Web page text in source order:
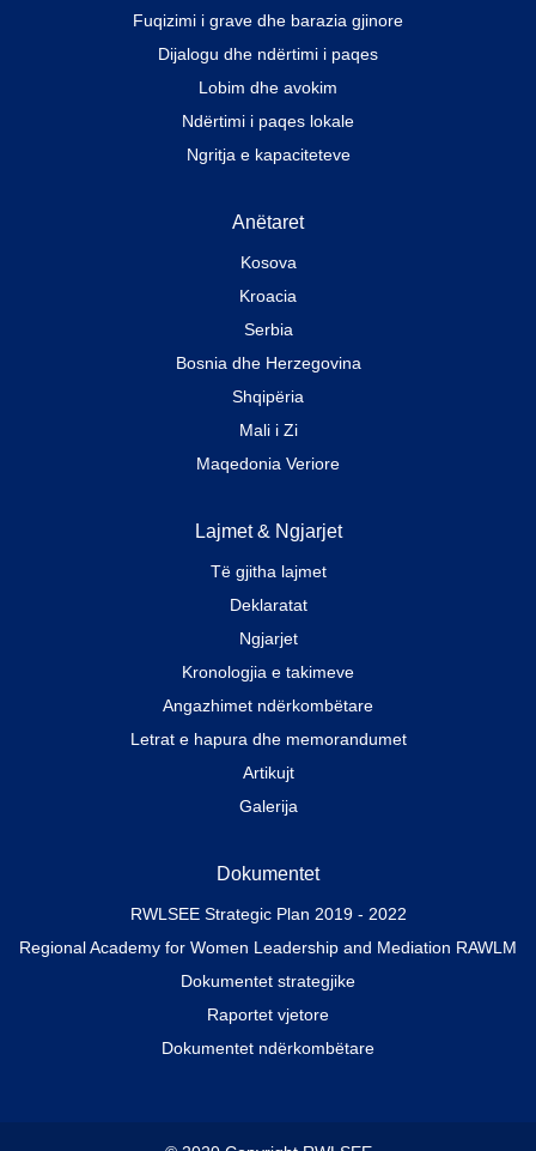
Fuqizimi i grave dhe barazia gjinore
Dijalogu dhe ndërtimi i paqes
Lobim dhe avokim
Ndërtimi i paqes lokale
Ngritja e kapaciteteve
Anëtaret
Kosova
Kroacia
Serbia
Bosnia dhe Herzegovina
Shqipëria
Mali i Zi
Maqedonia Veriore
Lajmet & Ngjarjet
Të gjitha lajmet
Deklaratat
Ngjarjet
Kronologjia e takimeve
Angazhimet ndërkombëtare
Letrat e hapura dhe memorandumet
Artikujt
Galerija
Dokumentet
RWLSEE Strategic Plan 2019 - 2022
Regional Academy for Women Leadership and Mediation RAWLM
Dokumentet strategjike
Raportet vjetore
Dokumentet ndërkombëtare